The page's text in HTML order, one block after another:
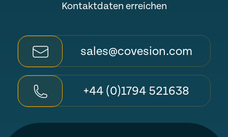
Kontaktdaten erreichen
sales@covesion.com
+44 (0)1794 521638